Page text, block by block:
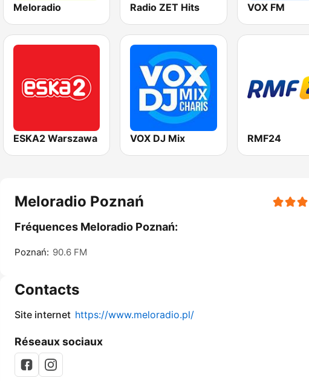
Meloradio Radio ZET Hits VOX FM
ESKA2 Warszawa VOX DJ Mix RMF24
Meloradio Poznań
Fréquences Meloradio Poznań:
Poznań: 90.6 FM
Contacts
Site internet https://www.meloradio.pl/
Réseaux sociaux